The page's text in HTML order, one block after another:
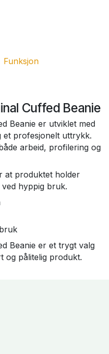
Funksjon
Cuffed Beanie
Beanie er utviklet med
profesjonelt uttrykk.
arbeid, profilering og
at produktet holder
hyppig bruk.
Beanie er et trygt valg
og pålitelig produkt.